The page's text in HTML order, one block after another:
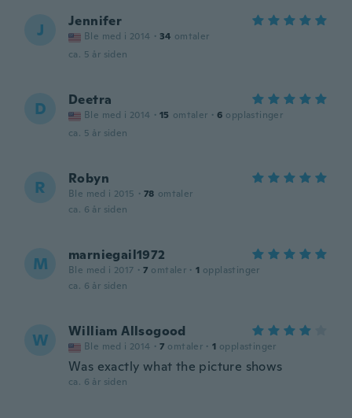
J Jennifer
Ble med i 2014 · 34 omtaler
ca. 5 år siden
D Deetra
Ble med i 2014 · 15 omtaler · 6 opplastinger
ca. 5 år siden
R Robyn
Ble med i 2015 · 78 omtaler
ca. 6 år siden
M marniegail1972
Ble med i 2017 · 7 omtaler · 1 opplastinger
ca. 6 år siden
W William Allsogood
Ble med i 2014 · 7 omtaler · 1 opplastinger
Was exactly what the picture shows
ca. 6 år siden